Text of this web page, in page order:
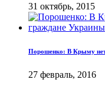
31 октябрь, 2015
Порошенко: В Крыму
27 февраль, 2016